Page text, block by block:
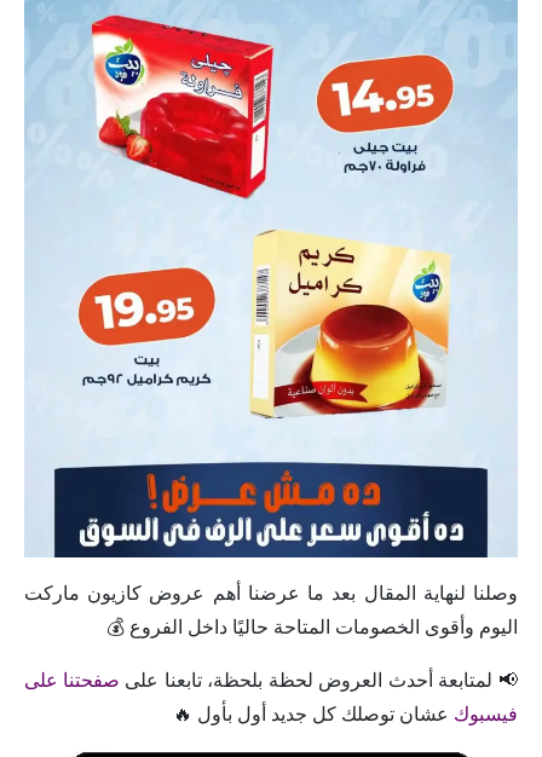
وصلنا لنهاية المقال بعد ما عرضنا أهم عروض كازيون ماركت
اليوم وأقوى الخصومات المتاحة حاليًا داخل الفروع 💰
📢 لمتابعة أحدث العروض لحظة بلحظة، تابعنا على صفحتنا على
فيسبوك عشان توصلك كل جديد أول بأول 🔥